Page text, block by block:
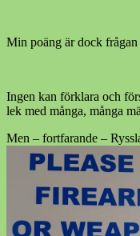
Min poäng är dock
Ingen kan förklara och
lek med många, många
Men – fortfarande –